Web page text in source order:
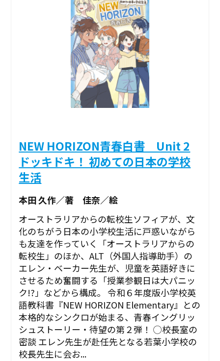
NEW HORIZON青春白書 Unit 2
ドッキドキ！ 初めての日本の学校
生活
本田 久作／著 佳奈／絵
オーストラリアからの転校生ソフィアが、文
化のちがう日本の小学校生活に戸惑いながら
も友達を作っていく「オーストラリアからの
転校生」のほか、ALT（外国人指導助手）の
エレン・ベーカー先生が、児童を英語好きに
させるため奮闘する「授業参観日は大パニッ
ク!?」などから構成。 令和６年度版小学校英
語教科書『NEW HORIZON Elementary』との
本格的なシンクロが始まる、青春イングリッ
シュストーリー・待望の第２弾！ ◯校長室の
密談 エレン先生が赴任先となる若葉小学校の
校長先生に会お...